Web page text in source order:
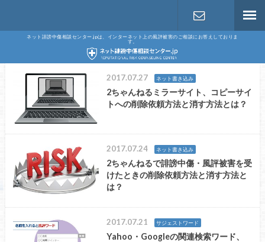
ネット誹謗中傷相談センター.jpは、インターネット上の風評被害のご相談にお答えしておりま
す。
せ
2017.07.27 ネット書き込み
2ちゃんねるミラーサイト、コピーサイ
トへの削除依頼方法と消す方法とは？
2017.07.24 ネット書き込み
2ちゃんねるで誹謗中傷・風評被害を受
けたときの削除依頼方法と消す方法と
は？
2017.07.21 サジェストワード
Yahoo・Googleの関連検索ワード、